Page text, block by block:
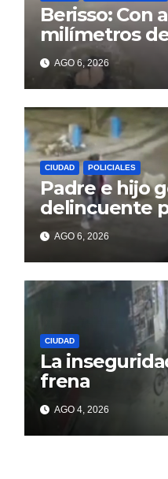
Berisso: Con
milímetros
sienten los
AGO 6, 2026
CIUDAD POLICIALES
Padre e hijo
delincuente
un celular
AGO 6, 2026
CIUDAD
La
frena
AGO 4, 2026